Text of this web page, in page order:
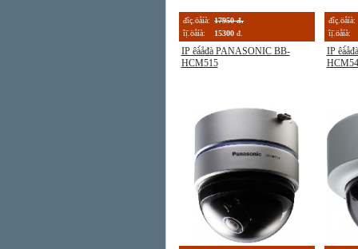
đîç.öåíà: 17950 đ.
îị̈.öåíà:
15300 đ.
IP êà́åđà PANASONIC BB-
HCM515
đîç.öåíà:
îị̈.öåíà:
IP